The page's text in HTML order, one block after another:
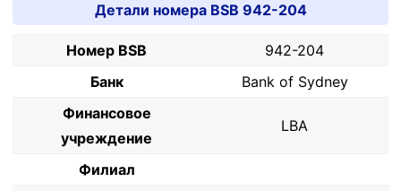
Детали номера BSB 942-204
Номер BSB
942-204
Банк
Bank of Sydney
Финансовое
учреждение
LBA
Филиал